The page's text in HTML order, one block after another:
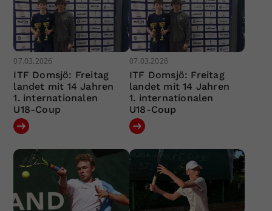
07.03.2026
ITF Domsjö: Freitag
landet mit 14 Jahren
1. internationalen
U18-Coup
07.03.2026
ITF Domsjö: Freitag
landet mit 14 Jahren
1. internationalen
U18-Coup